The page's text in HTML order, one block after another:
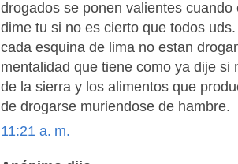
drogados se ponen valientes
dime tu si no es cierto que todos
cada esquina de lima no estan
mentalidad que tiene como ya dije si
de la sierra y los alimentos que
de drogarse muriendose de hambre.
11:21 a. m.